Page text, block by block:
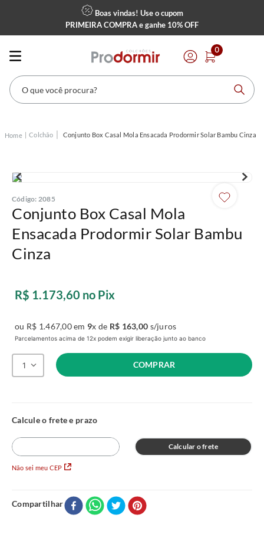
Boas vindas! Use o cupom
PRIMEIRA COMPRAe ganhe 10% OFF
0
O que você procura?
Colchão Conjunto Box Casal Mola Ensacada Prodormir Solar Bambu Cinza
Código: 2085
Conjunto Box Casal Mola
Ensacada Prodormir Solar Bambu
Cinza
R$ 1.173,60 no Pix
ou R$ 1.467,00em 9x de R$ 163,00 s/juros
Parcelamentos acima de 12x podem exigir liberação junto ao banco
1 COMPRAR
Não sei meu CEP
Calcular o frete
Compartilhar